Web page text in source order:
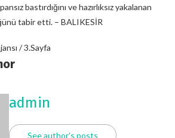
bastırdığını ve hazırlıksız yakalanan
tabir etti. – BALIKESİR
/ 3.Sayfa
admin
See author's posts